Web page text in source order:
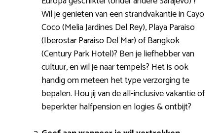
Wil je genieten van een strandvakantie in Cayo
Coco (Melia Jardines Del Rey), Playa Paraiso
(Iberostar Paraiso Del Mar) of Bangkok
(Century Park Hotel)? Ben je liefhebber van
cultuur, en wil je naar tempels? Het is ook
handig om meteen het type verzorging te
bepalen. Hou jij van de all-inclusive vakantie of
beperkter halfpension en logies & ontbijt?